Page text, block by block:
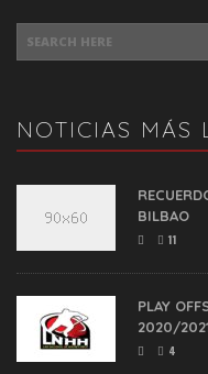
NOTICIAS MÁS
BILBAO
11
PLAY
2020/
4